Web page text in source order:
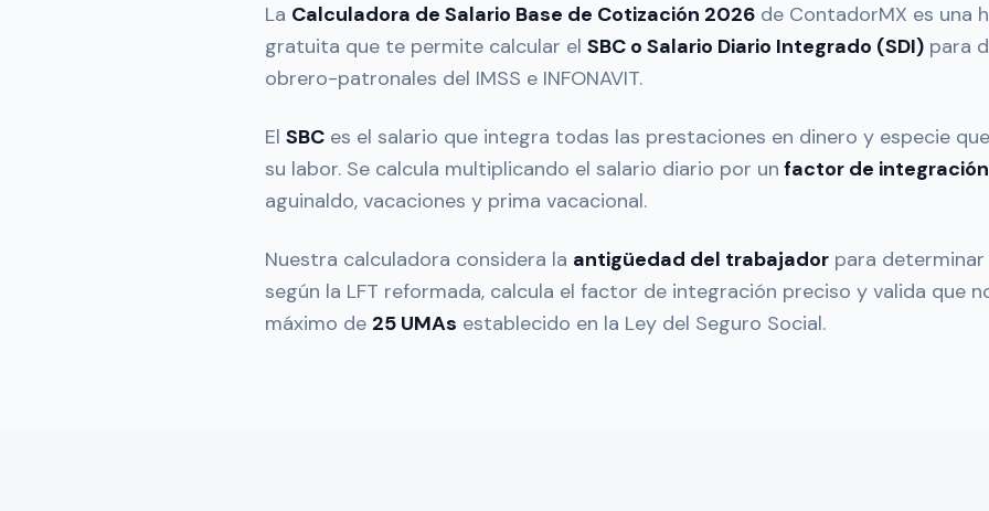
La Calculadora de Salario Base de Cotización 2026 de ContadorMX es una
gratuita que te permite calcular el SBC o Salario Diario Integrado (SDI) para
obrero-patronales del IMSS e INFONAVIT.
El SBC es el salario que integra todas las prestaciones en dinero y especie
su labor. Se calcula multiplicando el salario diario por un factor de integración
aguinaldo, vacaciones y prima vacacional.
Nuestra calculadora considera la antigüedad del trabajador para
según la LFT reformada, calcula el factor de integración preciso y valida que
máximo de 25 UMAs establecido en la Ley del Seguro Social.